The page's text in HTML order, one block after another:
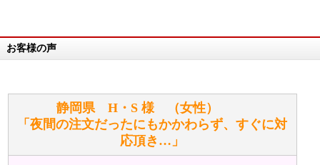
万が一欲しい商品が見つからない場合は、探して取り
お任せください！それは当店が謡っています「おも
てなしの心」で対応させていただきます。
シュタイフのぬいぐるみは洗濯できますか？ ぬいぐ
お客様の声
静岡県 H・S 様 （女性）
「夜間の注文だったにもかかわらず、すぐに対
応頂き…」